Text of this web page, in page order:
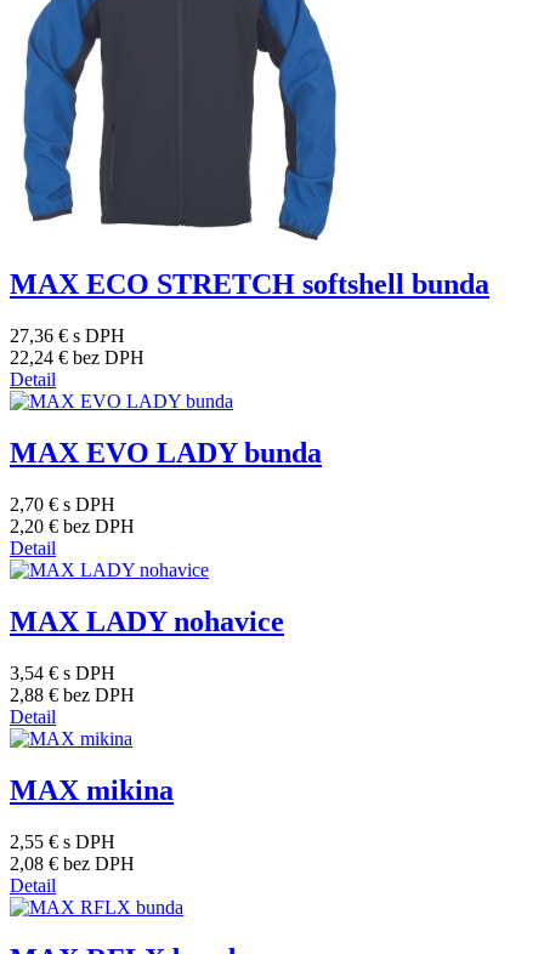
MAX ECO STRETCH softshell bunda
27,36 € s DPH
22,24 € bez DPH
Detail
MAX EVO LADY bunda
2,70 € s DPH
2,20 € bez DPH
Detail
MAX LADY nohavice
3,54 € s DPH
2,88 € bez DPH
Detail
MAX mikina
2,55 € s DPH
2,08 € bez DPH
Detail